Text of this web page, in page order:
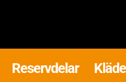
Reservdelar